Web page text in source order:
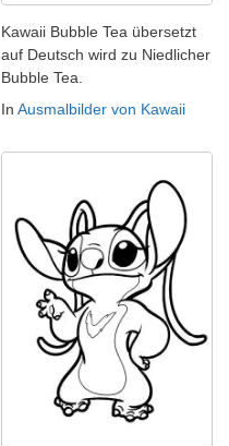
Kawaii Bubble Tea übersetzt
auf Deutsch wird zu Niedlicher
Bubble Tea.
In Ausmalbilder von Kawaii